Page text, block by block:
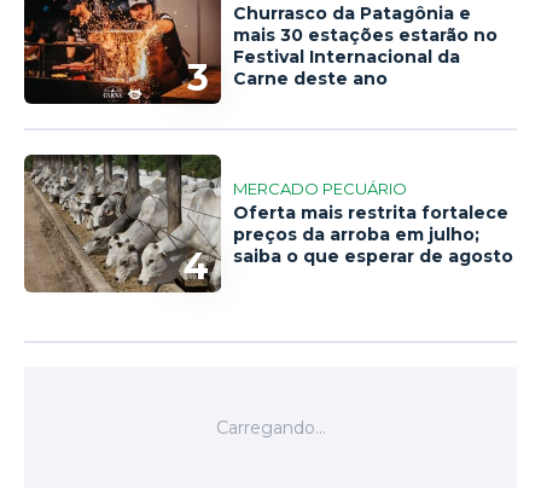
3
Churrasco da Patagônia e
mais 30 estações estarão no
Festival Internacional da
Carne deste ano
4
MERCADO PECUÁRIO
Oferta mais restrita fortalece
preços da arroba em julho;
saiba o que esperar de agosto